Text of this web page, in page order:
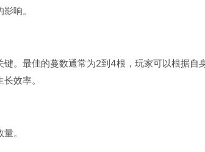
响。
。最佳的蔓数通常为2到4根，玩家可以根据自
效率。
。